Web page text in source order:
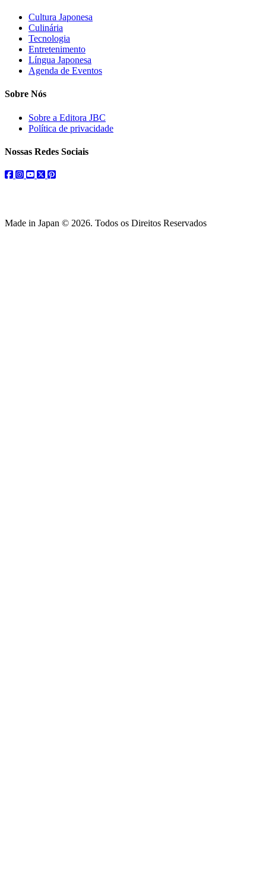
Cultura Japonesa
Culinária
Tecnologia
Entretenimento
Língua Japonesa
Agenda de Eventos
Sobre Nós
Sobre a Editora JBC
Política de privacidade
Nossas Redes Sociais
facebook
instagram
youtube
twitterpinterest
Made in Japan © 2026. Todos os Direitos Reservados